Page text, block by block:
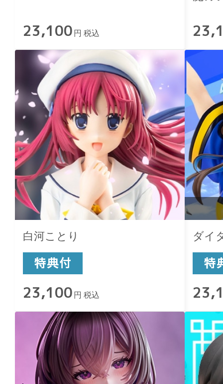
23,100 円 税込
白河ことり
23,100 円 税込
ダイ